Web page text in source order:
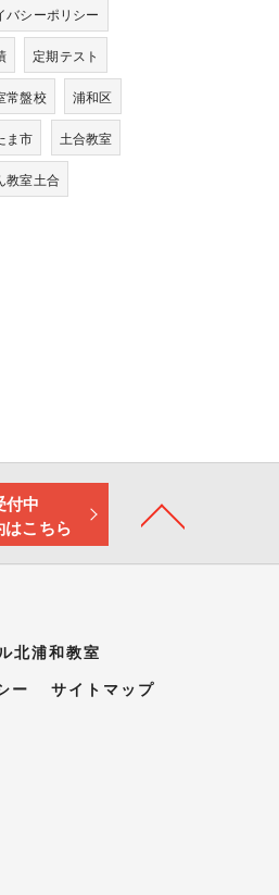
バシーポリシー
定期テスト
常盤校 浦和区
ま市 土合教室
教室土合
付中
こちら
北浦和教室
ー サイトマップ